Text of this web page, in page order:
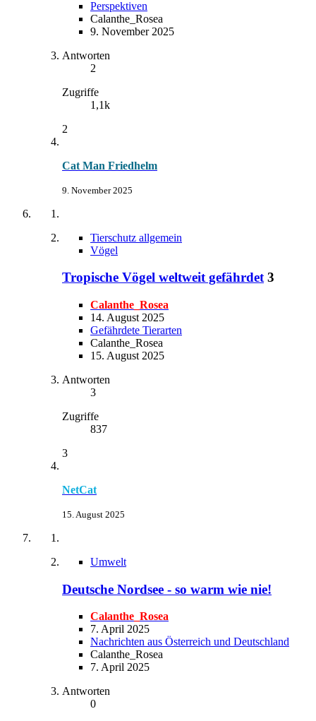
Perspektiven
Calanthe_Rosea
9. November 2025
Antworten
2
Zugriffe
1,1k
2
Cat Man Friedhelm
9. November 2025
Tierschutz allgemein
Vögel
Tropische Vögel weltweit gefährdet 3
Calanthe_Rosea
14. August 2025
Gefährdete Tierarten
Calanthe_Rosea
15. August 2025
Antworten
3
Zugriffe
837
3
NetCat
15. August 2025
Umwelt
Deutsche Nordsee - so warm wie nie!
Calanthe_Rosea
7. April 2025
Nachrichten aus Österreich und Deutschland
Calanthe_Rosea
7. April 2025
Antworten
0